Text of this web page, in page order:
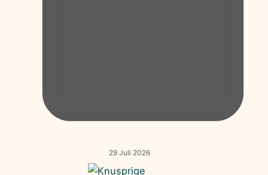
29 Juli 2026